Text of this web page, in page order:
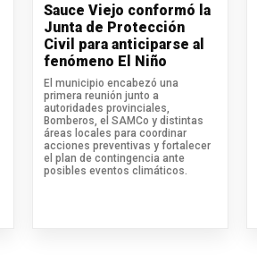
Sauce Viejo conformó la
Junta de Protección
Civil para anticiparse al
fenómeno El Niño
El municipio encabezó una
primera reunión junto a
autoridades provinciales,
Bomberos, el SAMCo y distintas
áreas locales para coordinar
acciones preventivas y fortalecer
el plan de contingencia ante
posibles eventos climáticos.